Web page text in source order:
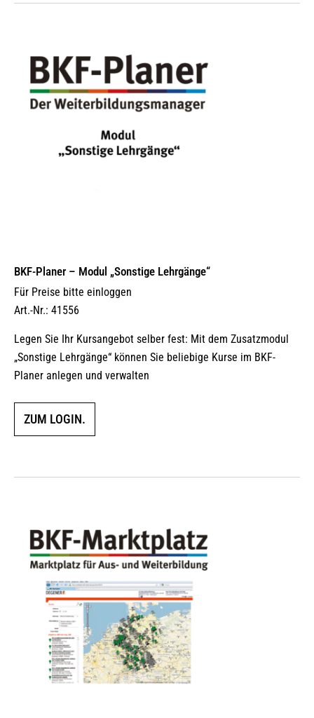
BKF-Planer – Modul „Sonstige Lehrgänge“
Für Preise bitte einloggen
Art.-Nr.: 41556
Legen Sie Ihr Kursangebot selber fest: Mit dem Zusatzmodul
„Sonstige Lehrgänge“ können Sie beliebige Kurse im BKF-
Planer anlegen und verwalten
ZUM LOGIN.